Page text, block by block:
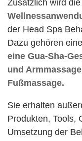
Zusätzlich wird
der Head Spa
Dazu gehören eine
eine Gua-Sha-
und
Fußmassage.
Sie erhalten
Produkten, Tools,
Umsetzung der